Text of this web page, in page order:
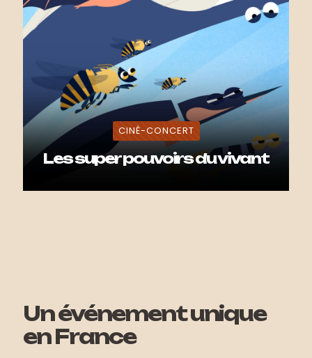
CINÉ-CONCERT
Les super pouvoirs du vivant
Un événement unique
en France